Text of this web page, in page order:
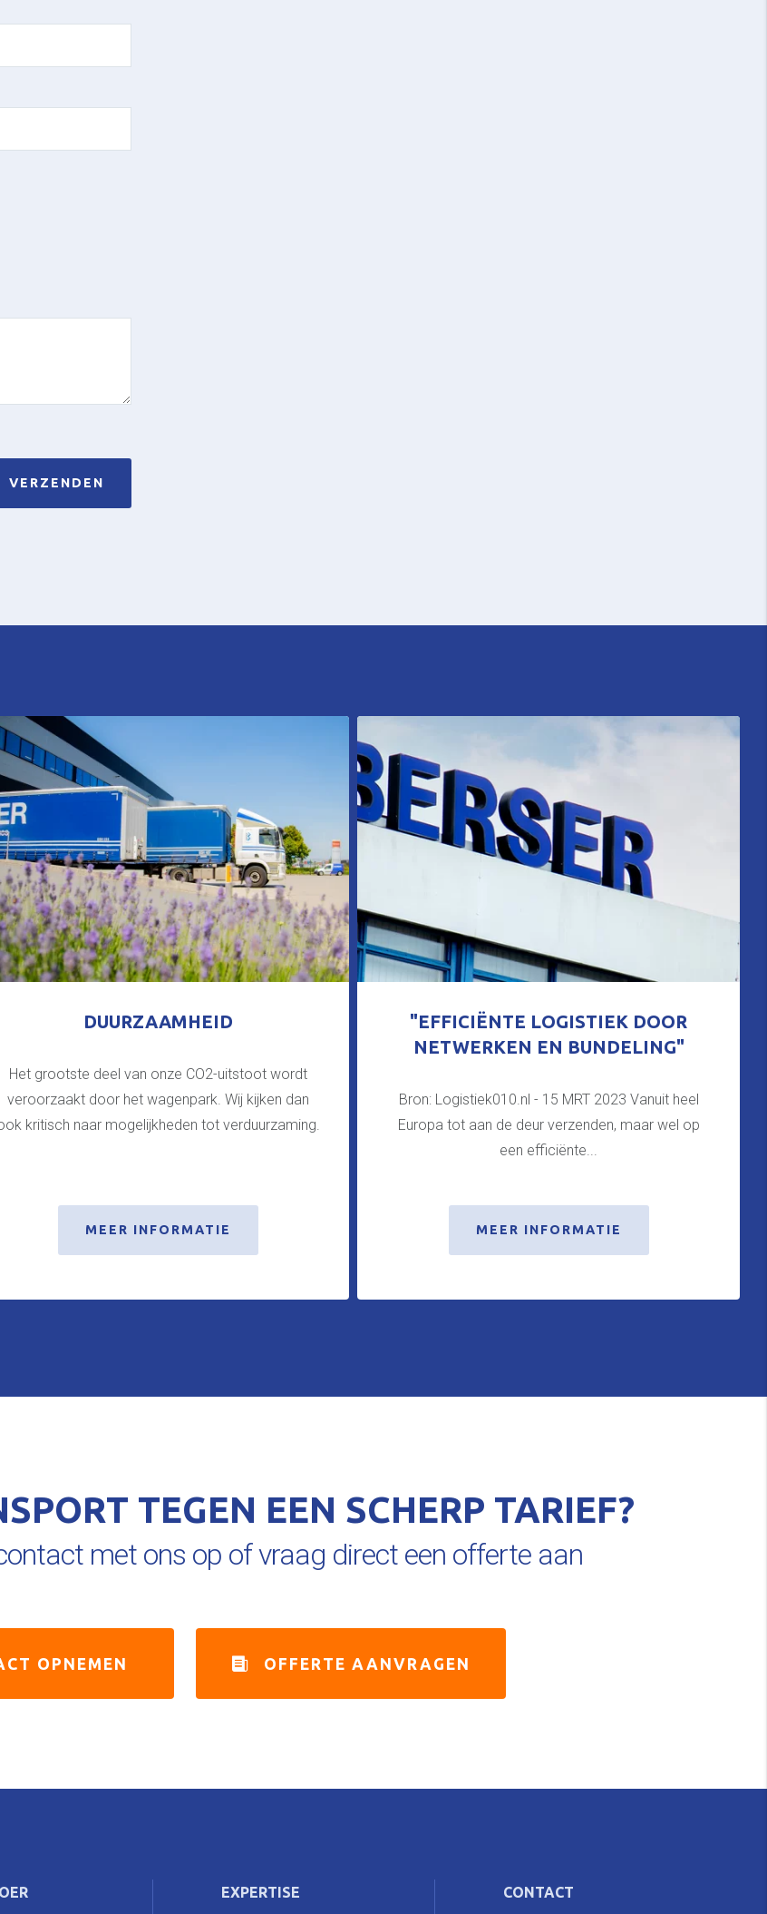
VERZENDEN
DUURZAAMHEID
Het grootste deel van onze CO2-uitstoot wordt
veroorzaakt door het wagenpark. Wij kijken dan
kritisch naar mogelijkheden tot verduurzaming.
MEER INFORMATIE
"EFFICIËNTE LOGISTIEK DOOR
NETWERKEN EN BUNDELING"
Bron: Logistiek010.nl - 15 MRT 2023 Vanuit heel
Europa tot aan de deur verzenden, maar wel op
een efficiënte...
MEER INFORMATIE
TEGEN EEN SCHERP TARIEF?
met ons op of vraag direct een offerte aan
OPNEMEN OFFERTE AANVRAGEN
EXPERTISE CONTACT